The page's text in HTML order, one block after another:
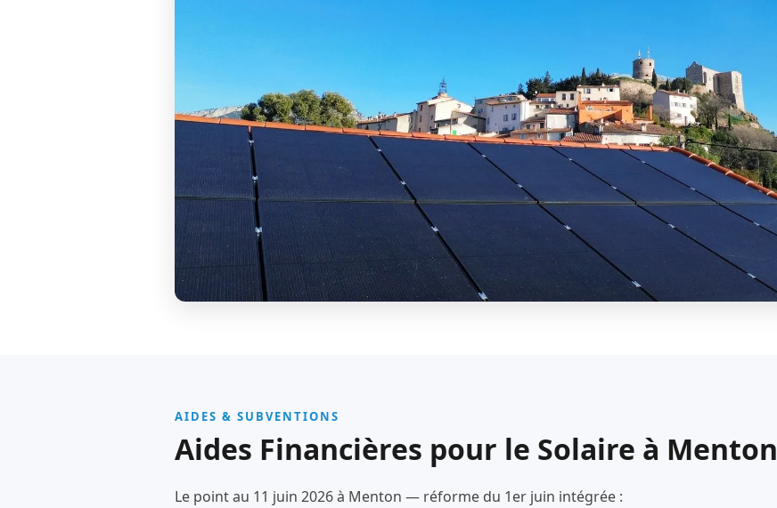
AIDES & SUBVENTIONS
Aides Financières pour le Solaire à Menton
Le point au 11 juin 2026 à Menton — réforme du 1er juin intégrée :